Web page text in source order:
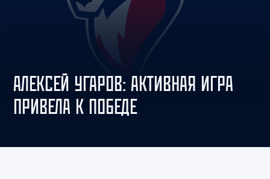
АЛЕКСЕЙ УГАРОВ: АКТИВНАЯ ИГРА
ПРИВЕЛА К ПОБЕДЕ